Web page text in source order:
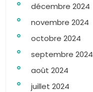
décembre 2024
novembre 2024
octobre 2024
septembre 2024
août 2024
juillet 2024